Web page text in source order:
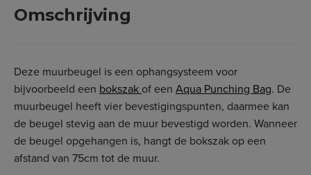
Omschrijving
Deze muurbeugel is een ophangsysteem voor
bijvoorbeeld een bokszak of een Aqua Punching Bag. De
muurbeugel heeft vier bevestigingspunten, daarmee kan
de beugel stevig aan de muur bevestigd worden. Wanneer
de beugel opgehangen is, hangt de bokszak op een
afstand van 75cm tot de muur.